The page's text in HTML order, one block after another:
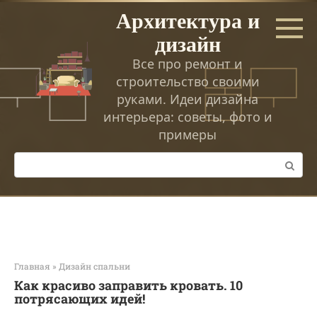
Перейти
Архитектура и
дизайн
Все про ремонт и
строительство своими
руками. Идеи дизайна
интерьера: советы, фото и
примеры
Поиск:
Главная » Дизайн спальни
Как красиво заправить кровать. 10
потрясающих идей!